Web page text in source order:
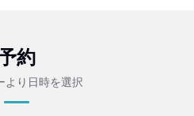
約
より日時を選択